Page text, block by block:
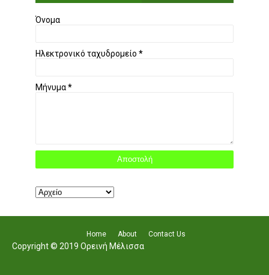
Όνομα
Ηλεκτρονικό ταχυδρομείο *
Μήνυμα*
Home About Contact Us
Copyright © 2019 Ορεινή Μέλισσα